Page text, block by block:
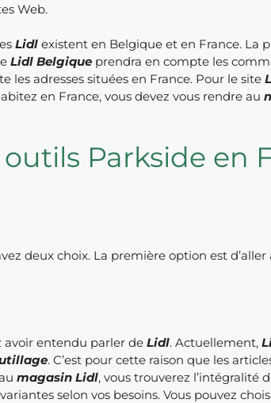
Web.
Lidl existent en Belgique et en France. La
Lidl Belgique prendra en compte les
les adresses situées en France. Pour le site
en France, vous devez vous rendre au
Parkside en
deux choix. La première option est
avoir entendu parler deLidl. Actuellement,
. C’est pour cette raison que les
magasin Lidl, vous trouverez l’intégralité
selon vos besoins. Vous pouvez